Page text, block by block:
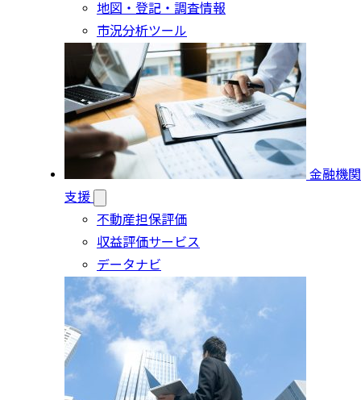
地図・登記・調査情報
市況分析ツール
金融機関
支援
不動産担保評価
収益評価サービス
データナビ